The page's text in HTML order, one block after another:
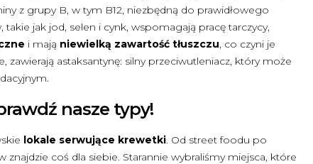
z grupy B, w tym B12, niezbędną do prawidłowego
jak jod, selen i cynk, wspomagają pracę tarczycy,
i mają niewielką zawartość tłuszczu, co czyni je
astaksantynę: silny przeciwutleniacz, który może
nasze typy!
lokale serwujące krewetki. Od street foodu po
coś dla siebie. Starannie wybraliśmy miejsca, które